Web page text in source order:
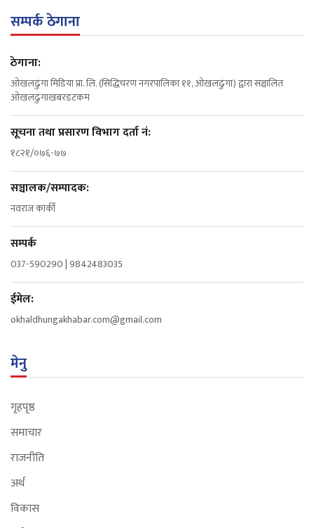
सम्पर्क ठेगाना
ठेगाना:
ओखलढुंगा मिडिया प्रा. लि. (सिद्धिचरण नगरपालिका ११, ओखलढुंगा) द्वारा सञ्चालित
ओखलढुंगाखबरडटकम
सूचना तथा प्रसारण विभाग दर्ता नं:
१८२१/०७६-७७
सञ्चालक/सम्पादक:
नवराज कार्की
सम्पर्क
037-590290 | 9842483035
ईमेल:
okhaldhungakhabar.com@gmail.com
मेनु
गृहपृष्ठ
समाचार
राजनीति
अर्थ
विकास